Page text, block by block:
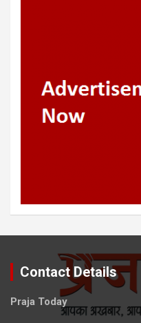
Contact Details
Praja Today